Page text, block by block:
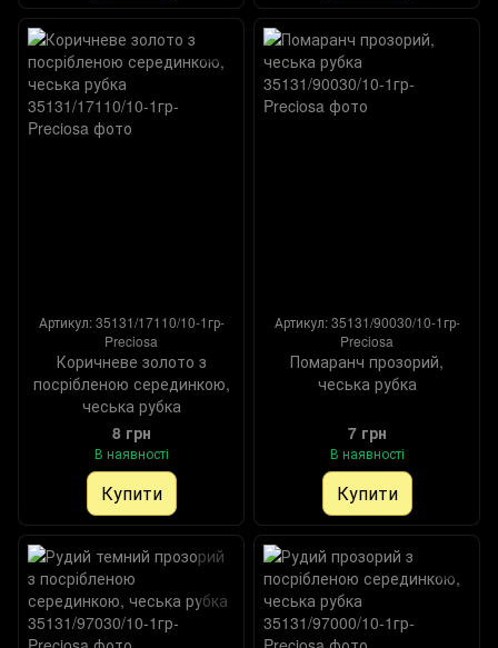
Артикул: 35131/17110/10-1гр-
Preciosa
Коричневе золото з
посрібленою серединкою,
чеська рубка
8 грн
В наявності
Купити
Артикул: 35131/90030/10-1гр-
Preciosa
Помаранч прозорий,
чеська рубка
7 грн
В наявності
Купити